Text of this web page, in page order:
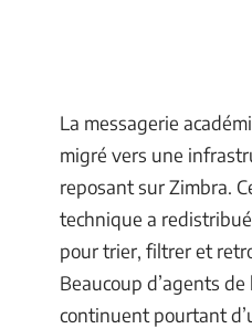
La messagerie
migré vers une
reposant sur Zimbra.
technique a
pour trier, filtrer et
Beaucoup d’agents de
continuent pourtant